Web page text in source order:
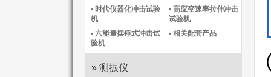
• 时代仪器化冲击试验
机​
• 高应变速率拉伸冲击
试验机
• 六能量摆锤式冲击试
验机
• 相关配套产品
» 测振仪